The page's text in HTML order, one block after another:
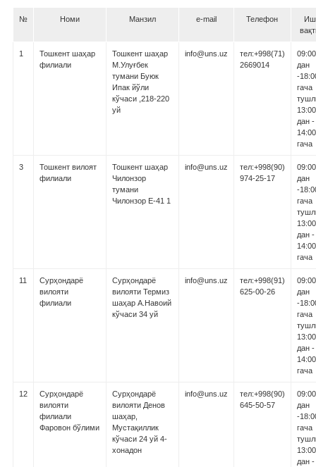
№ Номи Манзил e-mail Телефон
Иш
1
Тошкент шаҳар
филиали
Тошкент шаҳар
М.Улуғбек
тумани Буюк
Ипак йўли
кўчаси ,218-220
уй
info@uns.uz
тел:+998(71)
2669014
09:00
дан
-
гача
13:00
дан -
14:00
гача
3
Тошкент вилоят
филиали
Тошкент шаҳар
Чилонзор
тумани
Чилонзор Е-41 1
info@uns.uz
тел:+998(90)
974-25-17
09:00
дан
-
гача
13:00
дан -
14:00
гача
11
Сурҳондарё
вилояти
филиали
Сурҳондарё
вилояти Термиз
шаҳар А.Навоий
кўчаси 34 уй
info@uns.uz
тел:+998(91)
625-00-26
09:00
дан
-
гача
13:00
дан -
14:00
гача
12
Сурҳондарё
вилояти
филиали
Фаровон бўлими
Сурҳондарё
вилояти Денов
шаҳар,
Мустақиллик
кўчаси 24 уй 4-
хонадон
info@uns.uz
тел:+998(90)
645-50-57
09:00
дан
-
гача
13:00
дан -